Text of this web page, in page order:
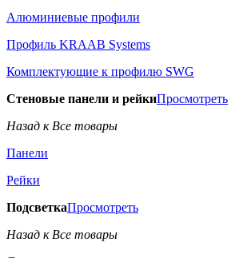
Алюминиевые профили
Профиль KRAAB Systems
Комплектующие к профилю SWG
Стеновые панели и рейкиПросмотреть
Назад к Все товары
Панели
Рейки
ПодсветкаПросмотреть
Назад к Все товары